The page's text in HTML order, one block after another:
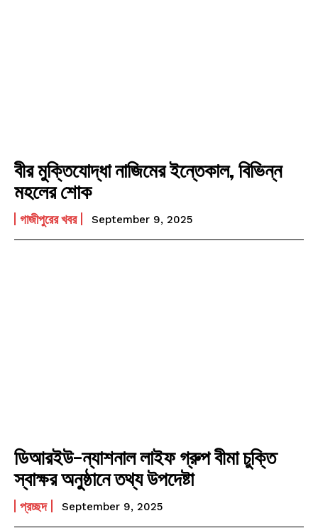
বীর মুক্তিযোদ্ধা নাজিমের ইন্তেকাল, বিভিন্ন
মহলের শোক
গাজীপুরের খবর September 9, 2025
ডিআরইউ-ন্যাশনাল লাইফ গ্রুপ বীমা চুক্তি
স্বাক্ষর অনুষ্ঠানে তথ্য উপদেষ্টা
প্রচ্ছদ September 9, 2025